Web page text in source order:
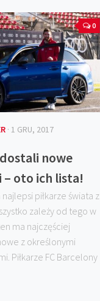
0
· 1 GRU, 2017
nowe
oto ich lista!
piłkarze świata z
zależy od tego w
ma najczęściej
z określonymi
Piłkarze FC Barcelony